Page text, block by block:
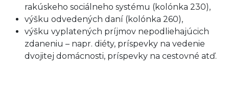
rakúskeho sociálneho systému (kolónka 230),
výšku odvedených daní (kolónka 260),
výšku vyplatených príjmov nepodliehajúcich
zdaneniu – napr. diéty, príspevky na vedenie
dvojitej domácnosti, príspevky na cestovné atď.